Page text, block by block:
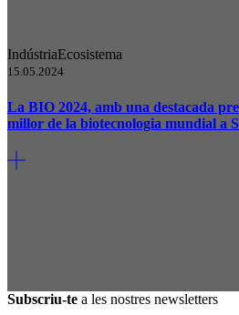
IndústriaEcosistema
15.05.2024
La BIO 2024, amb una destacada
millor de la biotecnologia mundial a
Subscriu-te a les nostres newsletters